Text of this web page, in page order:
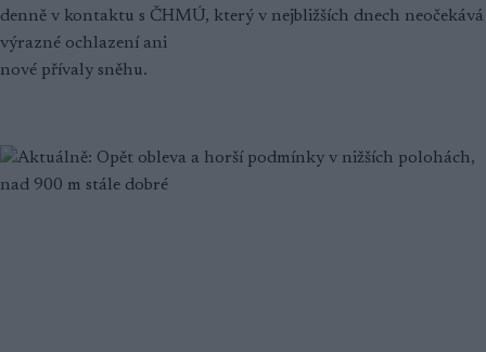
denně v kontaktu s ČHMÚ, který v nejbližších dnech neočekává
výrazné ochlazení ani
nové přívaly sněhu.